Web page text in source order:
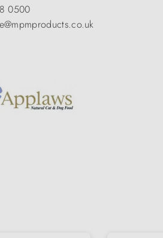
0500